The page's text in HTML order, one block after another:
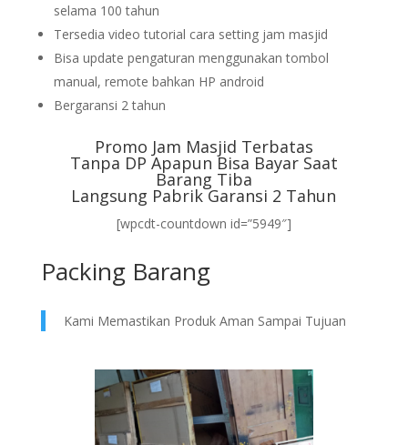
selama 100 tahun
Tersedia video tutorial cara setting jam masjid
Bisa update pengaturan menggunakan tombol
manual, remote bahkan HP android
Bergaransi 2 tahun
Promo Jam Masjid Terbatas
Tanpa DP Apapun Bisa Bayar Saat
Barang Tiba
Langsung Pabrik Garansi 2 Tahun
[wpcdt-countdown id=”5949″]
Packing Barang
Kami Memastikan Produk Aman Sampai Tujuan